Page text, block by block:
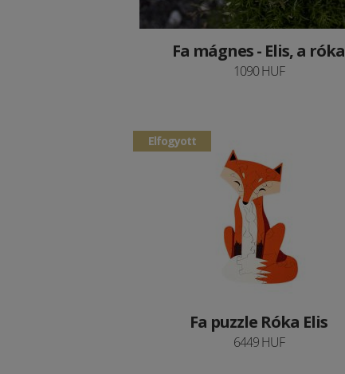
Fa mágnes - Elis, a róka
1090 HUF
Elfogyott
Fa puzzle Róka Elis
6449 HUF